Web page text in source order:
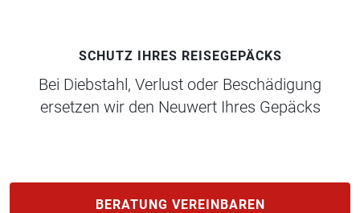
SCHUTZ IHRES REISEGEPÄCKS
Bei Diebstahl, Verlust oder Beschädigung
ersetzen wir den Neuwert Ihres Gepäcks
BERATUNG VEREINBAREN